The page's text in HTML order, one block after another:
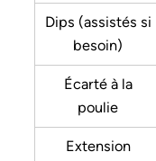
Dips (assistés si
besoin)
Écarté à la
poulie
Extension